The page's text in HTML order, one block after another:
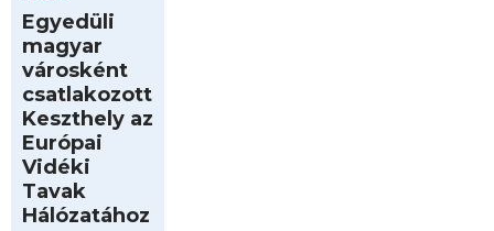
Egyedüli
magyar
városként
csatlakozott
Keszthely az
Európai
Vidéki
Tavak
Hálózatához